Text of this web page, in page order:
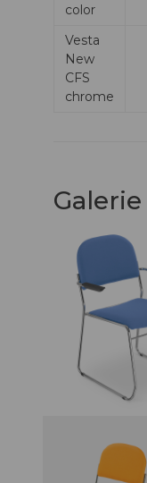
color
Vesta
New
CFS
chrome
Galerie